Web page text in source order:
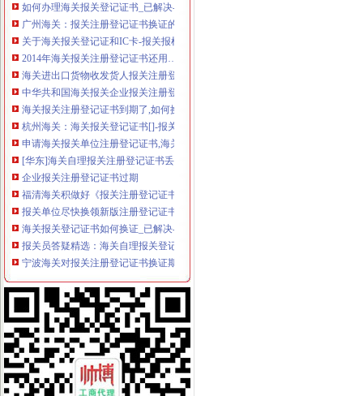
广州海关：报关注册登记证书换证的问题
关于海关报关登记证和IC卡-报关报检-福步外贸论坛（FOBBusiness
2014年海关报关注册登记证书还用…-海关百问
海关进出口货物收发货人报关注册登记证书的次办理
中华共和国海关报关企业报关注册登记证书过期_政务咨询_浙江电
海关报关注册登记证书到期了,如何换证？_政务咨询_浙江电子口岸
杭州海关：海关报关登记证书[]-报关员通关指南--育路报关员考
申请海关报关单位注册登记证书,海关报关注册信息年度报告范本,
[华东]海关自理报关注册登记证书丢失-报关报检-福步外贸论坛（FOB
企业报关注册登记证书过期
福清海关积做好《报关注册登记证书》换证工作
报关单位尽快换领新版注册登记证书|海关|报关_凤凰财经
海关报关登记证书如何换证_已解决-阿里巴巴生意经
报关员答疑精选：海关自理报关登记证变更-报关员-环球网校
宁波海关对报关注册登记证书换证期限的规定_海关外贸咨询_新浪博客
一般贸易报关,海关报关注册登记证书应多注意：_第1页_zz
更换海关注册登记证书后仍无报关？-海南省政务服务中心
宁波海关对报关注册登记证书换证期限的规定-通关监管海关业务咨询
海关进出口货物收发货人报关注册登记证书有效期-报关员通关指南--育
拱北海关：咨询报关企业注册登记证延续及换证
关于海关办理IC卡和报关登记证书怎么办理？急-报关报检-福步外贸论
海关进出口货物收发货人报关注册登记证书的次办理
[06-30]哪位YUYU知道海关报关注册登记证在哪里办理换证？？_鹭岛